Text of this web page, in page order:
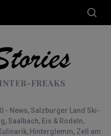
FREAKS
- News, Salzburger Land Ski-
, Saalbach, Eis & Rodeln,
, Hinterglemm, Zell am